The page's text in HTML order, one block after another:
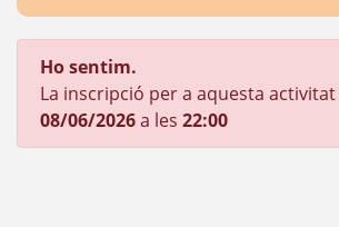
Ho sentim.
La inscripció per a aquesta
08/06/2026a les 22:00